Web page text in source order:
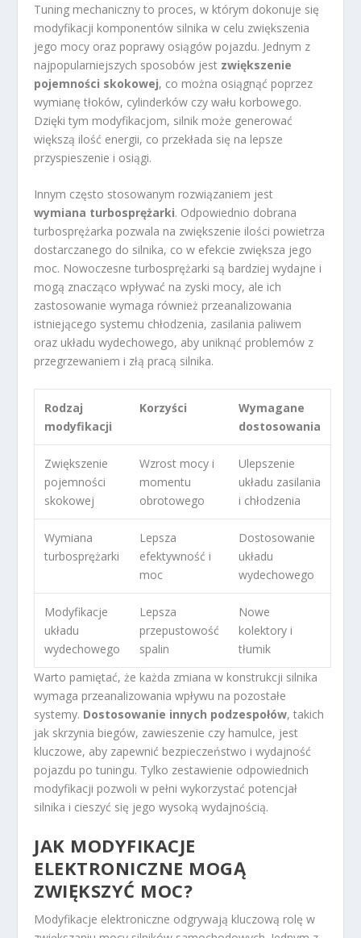
Tuning mechaniczny to proces, w którym dokonuje się
modyfikacji komponentów silnika w celu zwiększenia
jego mocy oraz poprawy osiągów pojazdu. Jednym z
najpopularniejszych sposobów jest zwiększenie
pojemności skokowej, co można osiągnąć poprzez
wymianę tłoków, cylinderków czy wału korbowego.
Dzięki tym modyfikacjom, silnik może generować
większą ilość energii, co przekłada się na lepsze
przyspieszenie i osiągi.
Innym często stosowanym rozwiązaniem jest
wymiana turbosprężarki. Odpowiednio dobrana
turbosprężarka pozwala na zwiększenie ilości powietrza
dostarczanego do silnika, co w efekcie zwiększa jego
moc. Nowoczesne turbosprężarki są bardziej wydajne i
mogą znacząco wpływać na zyski mocy, ale ich
zastosowanie wymaga również przeanalizowania
istniejącego systemu chłodzenia, zasilania paliwem
oraz układu wydechowego, aby uniknąć problemów z
przegrzewaniem i złą pracą silnika.
Rodzaj
modyfikacji
Korzyści
Wymagane
dostosowania
Zwiększenie
pojemności
skokowej
Wzrost mocy i
momentu
obrotowego
Ulepszenie
układu zasilania
i chłodzenia
Wymiana
turbosprężarki
Lepsza
efektywność i
moc
Dostosowanie
układu
wydechowego
Modyfikacje
układu
wydechowego
Lepsza
przepustowość
spalin
Nowe
kolektory i
tłumik
Warto pamiętać, że każda zmiana w konstrukcji silnika
wymaga przeanalizowania wpływu na pozostałe
systemy. Dostosowanie innych podzespołów, takich
jak skrzynia biegów, zawieszenie czy hamulce, jest
kluczowe, aby zapewnić bezpieczeństwo i wydajność
pojazdu po tuningu. Tylko zestawienie odpowiednich
modyfikacji pozwoli w pełni wykorzystać potencjał
silnika i cieszyć się jego wysoką wydajnością.
JAK MODYFIKACJE
ELEKTRONICZNE MOGĄ
ZWIĘKSZYĆ MOC?
Modyfikacje elektroniczne odgrywają kluczową rolę w